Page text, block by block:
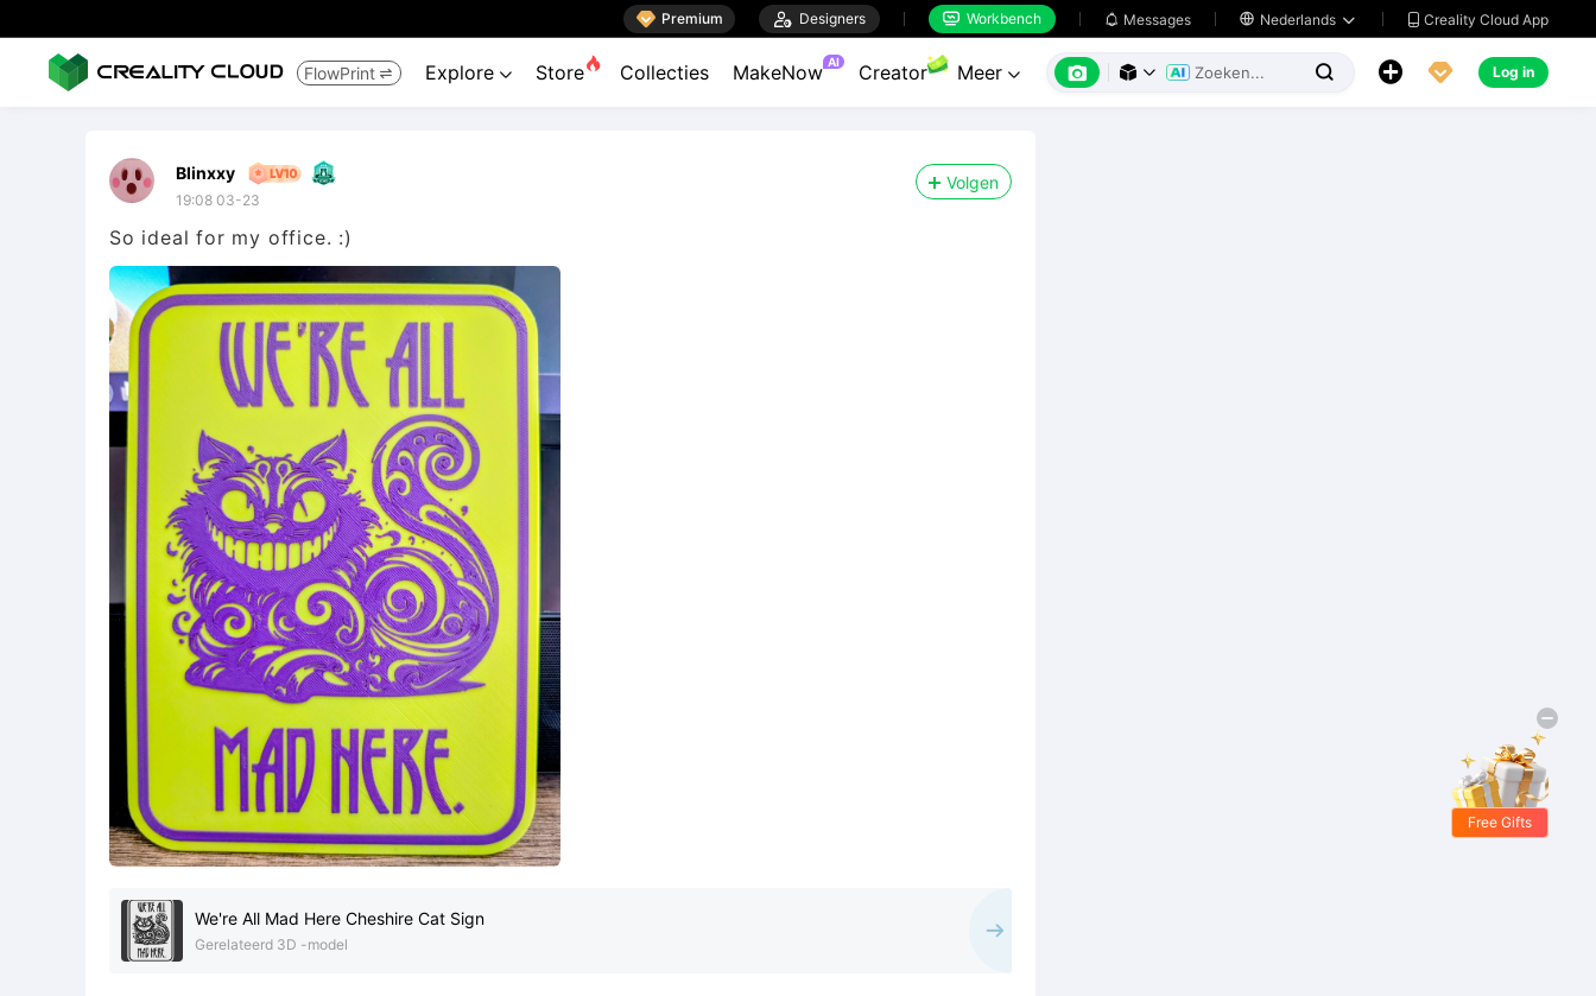
 Premium  Designers  Workbench  Messages  Nederlands   Creality Cloud App
FlowPrint  Explore  Store Collecties MakeNow AI Creator Meer        Log in
Blinxxy
19:08 03-23
Volgen
So ideal for my office. :)
We're All Mad Here Cheshire Cat Sign
Gerelateerd 3D -model
Free Gifts